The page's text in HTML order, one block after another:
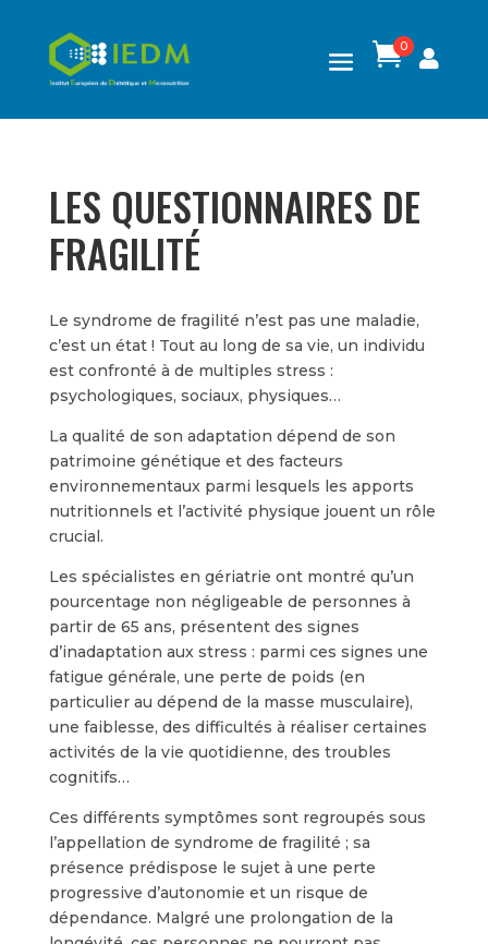
0

LES QUESTIONNAIRES DE
FRAGILITÉ
Le syndrome de fragilité n’est pas une maladie,
c’est un état ! Tout au long de sa vie, un individu
est confronté à de multiples stress :
psychologiques, sociaux, physiques…
La qualité de son adaptation dépend de son
patrimoine génétique et des facteurs
environnementaux parmi lesquels les apports
nutritionnels et l’activité physique jouent un rôle
crucial.
Les spécialistes en gériatrie ont montré qu’un
pourcentage non négligeable de personnes à
partir de 65 ans, présentent des signes
d’inadaptation aux stress : parmi ces signes une
fatigue générale, une perte de poids (en
particulier au dépend de la masse musculaire),
une faiblesse, des difficultés à réaliser certaines
activités de la vie quotidienne, des troubles
cognitifs…
Ces différents symptômes sont regroupés sous
l’appellation de syndrome de fragilité ; sa
présence prédispose le sujet à une perte
progressive d’autonomie et un risque de
dépendance. Malgré une prolongation de la